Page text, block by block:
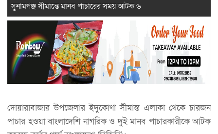
সুনামগঞ্জ সীমান্তে মানব পাচারের সময় আটক ৬
দোয়ারাবাজার উপজেলার ইদুকোণা সীমান্ত এলাকা থেকে চারজন
পাচার হওয়া বাংলাদেশি নাগরিক ও দুই মানব পাচারকারীকে আটক